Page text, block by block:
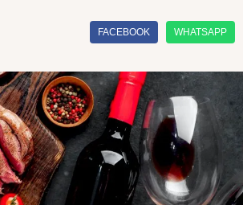
FACEBOOK WHATSAPP